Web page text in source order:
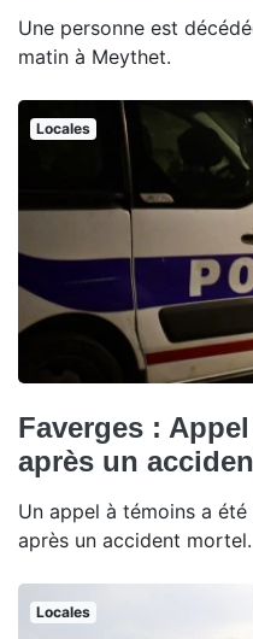
Une personne est
matin à Meythet.
Locales
Faverges :
après un
Un appel à témoins a
après un accident mortel.
Locales